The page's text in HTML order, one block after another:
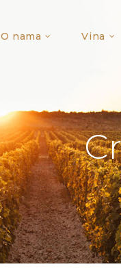
O nama Vina